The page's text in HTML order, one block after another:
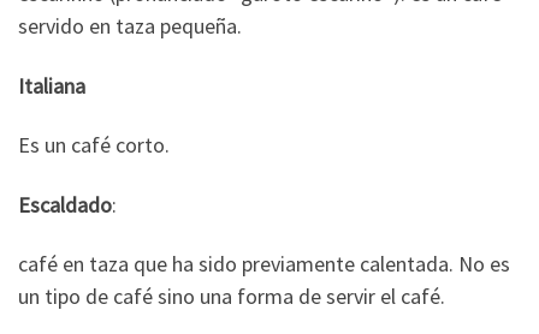
servido en taza pequeña.
Italiana
Es un café corto.
Escaldado:
café en taza que ha sido previamente calentada. No es
un tipo de café sino una forma de servir el café.